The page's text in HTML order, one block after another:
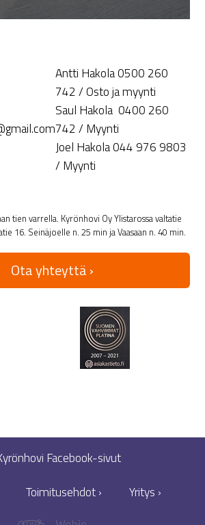
Antti Hakola 0500 260
742 / Osto ja myynti
Saul Hakola 0400 260
742 / Myynti
Joel Hakola 044 976 9803
/ Myynti
tien varrella. Kyrönhovi Oy Ylistarossa valtatie
16. Seinäjoelle n. 25 min ja Vaasaan n. 40 min.
Ota yhteyttä ›
Facebook-sivut
Toimitusehdot › Yritys ›